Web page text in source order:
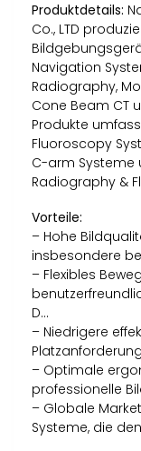
Produktdetails:
Co., LTD
Navigation
Radiography,
Cone Beam CT
Produkte
Fluoroscopy
C-arm Systeme
Radiography &
Vorteile:
– Hohe
insbesondere
– Flexibles
D…
– Niedrigere
– Optimale
professionelle
– Globale
Systeme, die